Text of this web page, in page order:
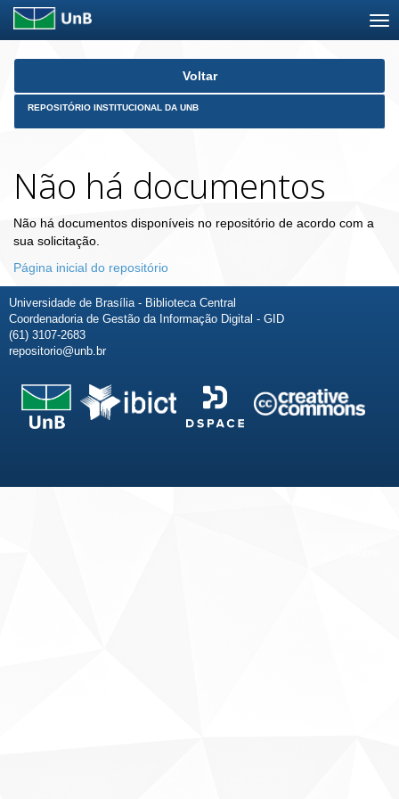
Skip
Voltar
REPOSITÓRIO INSTITUCIONAL DA UNB
Não há documentos
Não há documentos disponíveis no repositório de acordo com a
sua solicitação.
Página inicial do repositório
Universidade de Brasília - Biblioteca Central
Coordenadoria de Gestão da Informação Digital - GID
(61) 3107-2683
repositorio@unb.br